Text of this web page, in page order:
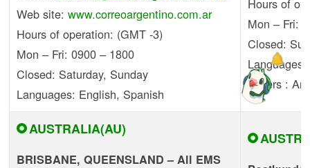
Web site:www.correoargentino.com.ar
Hours of operation: (GMT -3)
Mon – Fri: 0900 – 1800
Closed: Saturday, Sunday
Languages: English, Spanish
Hours of
Mon – Fri:
Closed:
Others :
AUSTRALIA(AU)
BRISBANE, QUEENSLAND – All EMS